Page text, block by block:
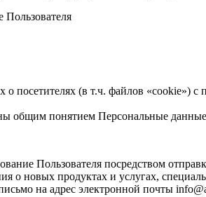
посетителях (в т.ч. файлов
общим понятием Персональные
Пользователя посредством
о новых продуктах и услугах,
на адрес электронной почты